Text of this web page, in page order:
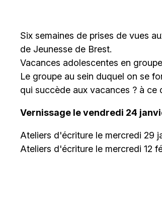
Six semaines de prises de vues
de Jeunesse de Brest.
Vacances adolescentes en
Le groupe au sein duquel on se
qui succède aux vacances ? à ce
Vernissage le vendredi 24
Ateliers d'écriture le mercredi 29
Ateliers d'écriture le mercredi 12